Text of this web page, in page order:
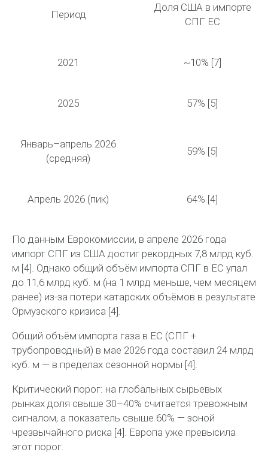
Период
Доля США в импорте
СПГ ЕС
2021 ~10% [7]
2025 57% [5]
Январь–апрель 2026
(средняя)
59% [5]
Апрель 2026 (пик) 64% [4]
По данным Еврокомиссии, в апреле 2026 года
импорт СПГ из США достиг рекордных 7,8 млрд куб.
м [4]. Однако общий объём импорта СПГ в ЕС упал
до 11,6 млрд куб. м (на 1 млрд меньше, чем месяцем
ранее) из-за потери катарских объёмов в результате
Ормузского кризиса [4].
Общий объём импорта газа в ЕС (СПГ +
трубопроводный) в мае 2026 года составил 24 млрд
куб. м — в пределах сезонной нормы [4].
Критический порог: на глобальных сырьевых
рынках доля свыше 30–40% считается тревожным
сигналом, а показатель свыше 60% — зоной
чрезвычайного риска [4]. Европа уже превысила
этот порог.